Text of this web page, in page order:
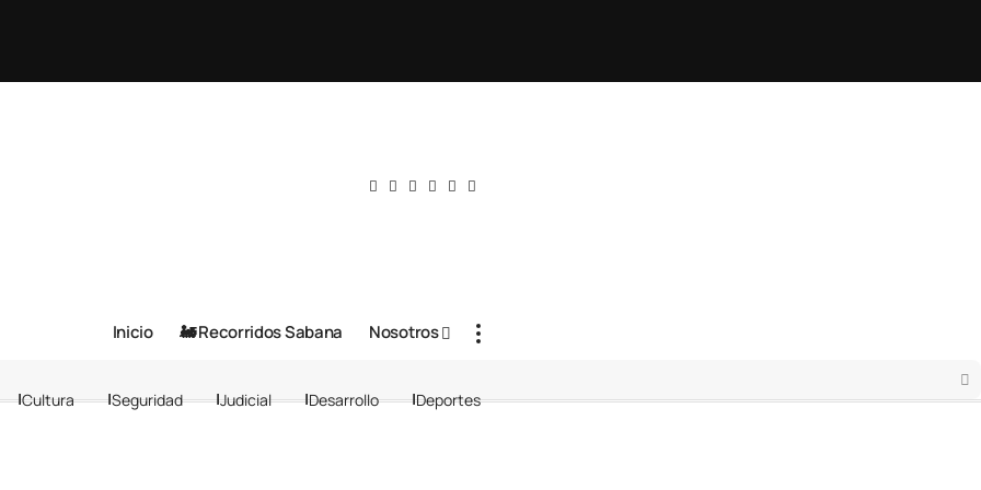
Inicio 🚂 Recorridos Sabana Nosotros
Cultura Seguridad Judicial Desarrollo Deportes